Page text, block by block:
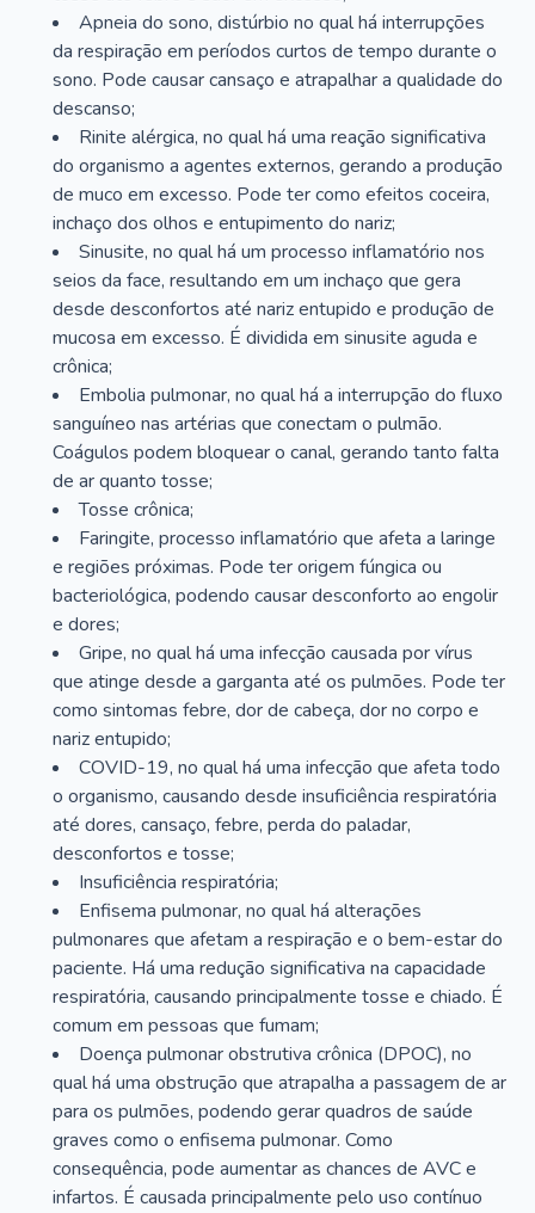
Apneia do sono, distúrbio no qual há interrupções
da respiração em períodos curtos de tempo durante o
sono. Pode causar cansaço e atrapalhar a qualidade do
descanso;
Rinite alérgica, no qual há uma reação significativa
do organismo a agentes externos, gerando a produção
de muco em excesso. Pode ter como efeitos coceira,
inchaço dos olhos e entupimento do nariz;
Sinusite, no qual há um processo inflamatório nos
seios da face, resultando em um inchaço que gera
desde desconfortos até nariz entupido e produção de
mucosa em excesso. É dividida em sinusite aguda e
crônica;
Embolia pulmonar, no qual há a interrupção do fluxo
sanguíneo nas artérias que conectam o pulmão.
Coágulos podem bloquear o canal, gerando tanto falta
de ar quanto tosse;
Tosse crônica;
Faringite, processo inflamatório que afeta a laringe
e regiões próximas. Pode ter origem fúngica ou
bacteriológica, podendo causar desconforto ao engolir
e dores;
Gripe, no qual há uma infecção causada por vírus
que atinge desde a garganta até os pulmões. Pode ter
como sintomas febre, dor de cabeça, dor no corpo e
nariz entupido;
COVID-19, no qual há uma infecção que afeta todo
o organismo, causando desde insuficiência respiratória
até dores, cansaço, febre, perda do paladar,
desconfortos e tosse;
Insuficiência respiratória;
Enfisema pulmonar, no qual há alterações
pulmonares que afetam a respiração e o bem-estar do
paciente. Há uma redução significativa na capacidade
respiratória, causando principalmente tosse e chiado. É
comum em pessoas que fumam;
Doença pulmonar obstrutiva crônica (DPOC), no
qual há uma obstrução que atrapalha a passagem de ar
para os pulmões, podendo gerar quadros de saúde
graves como o enfisema pulmonar. Como
consequência, pode aumentar as chances de AVC e
infartos. É causada principalmente pelo uso contínuo